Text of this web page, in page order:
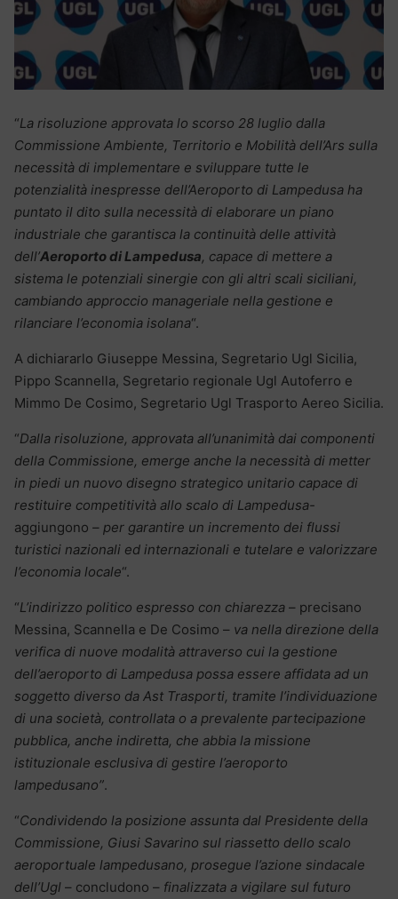
“La risoluzione approvata lo scorso 28 luglio dalla
Commissione Ambiente, Territorio e Mobilità dell’Ars sulla
necessità di implementare e sviluppare tutte le
potenzialità inespresse dell’Aeroporto di Lampedusa ha
puntato il dito sulla necessità di elaborare un piano
industriale che garantisca la continuità delle attività
dell’Aeroporto di Lampedusa, capace di mettere a
sistema le potenziali sinergie con gli altri scali siciliani,
cambiando approccio manageriale nella gestione e
rilanciare l’economia isolana“.
A dichiararlo Giuseppe Messina, Segretario Ugl Sicilia,
Pippo Scannella, Segretario regionale Ugl Autoferro e
Mimmo De Cosimo, Segretario Ugl Trasporto Aereo Sicilia.
“Dalla risoluzione, approvata all’unanimità dai componenti
della Commissione, emerge anche la necessità di metter
in piedi un nuovo disegno strategico unitario capace di
restituire competitività allo scalo di Lampedusa-
aggiungono – per garantire un incremento dei flussi
turistici nazionali ed internazionali e tutelare e valorizzare
l’economia locale“.
“L’indirizzo politico espresso con chiarezza – precisano
Messina, Scannella e De Cosimo – va nella direzione della
verifica di nuove modalità attraverso cui la gestione
dell’aeroporto di Lampedusa possa essere affidata ad un
soggetto diverso da Ast Trasporti, tramite l’individuazione
di una società, controllata o a prevalente partecipazione
pubblica, anche indiretta, che abbia la missione
istituzionale esclusiva di gestire l’aeroporto
lampedusano”.
“Condividendo la posizione assunta dal Presidente della
Commissione, Giusi Savarino sul riassetto dello scalo
aeroportuale lampedusano, prosegue l’azione sindacale
dell’Ugl – concludono – finalizzata a vigilare sul futuro